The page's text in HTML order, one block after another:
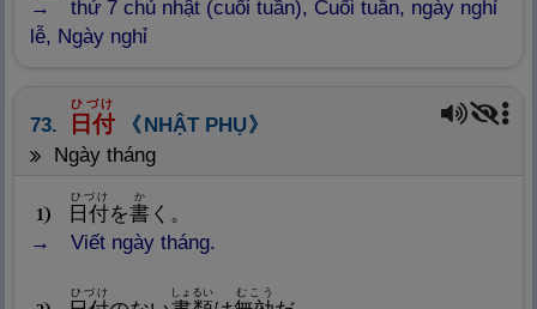
thứ 7 chủ nhật (cuối tuần), Cuối tuần, ngày nghỉ
lễ, Ngày nghỉ
73. 日付
ひづけ
NHẬT PHỤ
ngày tháng
1 日付
ひづけ
を書
か
く。
Viết ngày tháng.
ひづけ しょるい むこう